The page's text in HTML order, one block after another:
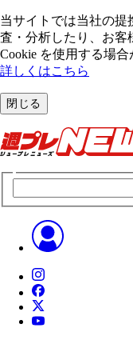
当サイトでは当社の提
査・分析したり、お客
Cookie を使⽤する場合
詳しくはこちら
閉じる